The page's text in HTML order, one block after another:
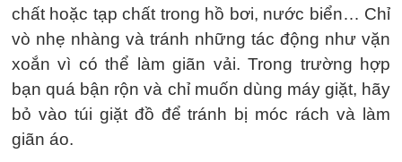
chất hoặc tạp chất trong hồ bơi, nước biển… Chỉ
vò nhẹ nhàng và tránh những tác động như vặn
xoắn vì có thể làm giãn vải. Trong trường hợp
bạn quá bận rộn và chỉ muốn dùng máy giặt, hãy
bỏ vào túi giặt đồ để tránh bị móc rách và làm
giãn áo.